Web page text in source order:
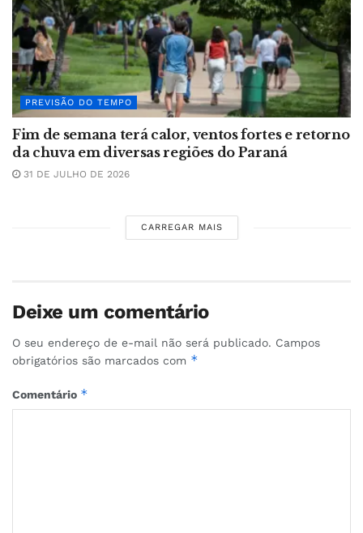
PREVISÃO DO TEMPO
Fim de semana terá calor, ventos fortes e retorno
da chuva em diversas regiões do Paraná
31 DE JULHO DE 2026
CARREGAR MAIS
Deixe um comentário
O seu endereço de e-mail não será publicado. Campos
obrigatórios são marcados com *
Comentário *